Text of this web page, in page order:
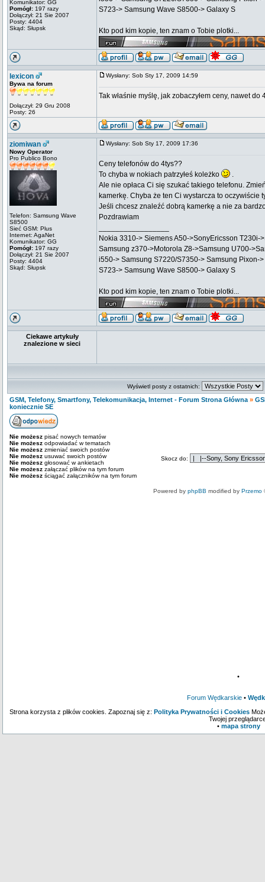
Komunikator: GG
Pomógł: 197 razy
Dołączył: 21 Sie 2007
Posty: 4404
Skąd: Słupsk
S723-> Samsung Wave S8500-> Galaxy S
Kto pod kim kopie, ten znam o Tobie plotki...
lexicon
Bywa na forum
Dołączył: 29 Gru 2008
Posty: 26
Wysłany: Sob Sty 17, 2009 14:59
Tak właśnie myślę, jak zobaczyłem ceny, nawet do
ziomiwan
Nowy Operator
Pro Publico Bono
Telefon: Samsung Wave
S8500
Sieć GSM: Plus
Internet: AgaNet
Komunikator: GG
Pomógł: 197 razy
Dołączył: 21 Sie 2007
Posty: 4404
Skąd: Słupsk
Wysłany: Sob Sty 17, 2009 17:36
Ceny telefonów do 4tys??
To chyba w nokiach patrzyłeś koleżko
.
Ale nie opłaca Ci się szukać takiego telefonu.
kamerkę. Chyba że ten Ci wystarcza to oczywiście
Jeśli chcesz znaleźć dobrą kamerkę a nie za
Pozdrawiam
Nokia 3310-> Siemens A50->SonyEricsson
Samsung z370->Motorola Z8->Samsung U700-
i550-> Samsung S7220/S7350-> Samsung Pixon-
S723-> Samsung Wave S8500-> Galaxy S
Kto pod kim kopie, ten znam o Tobie plotki...
Ciekawe artykuły
znalezione w sieci
Wyświetl posty z ostatnich:
GSM, Telefony, Smartfony, Telekomunikacja, Internet - Forum Strona Główna »
koniecznie SE
Nie możesz pisać nowych tematów
Nie możesz odpowiadać w tematach
Nie możesz zmieniać swoich postów
Nie możesz usuwać swoich postów
Nie możesz głosować w ankietach
Nie możesz załączać plików na tym forum
Nie możesz ściągać załączników na tym forum
Skocz do:
Powered by phpBB modified by Przemo
•
Forum Wędkarskie•
Strona korzysta z plików cookies. Zapoznaj się z: Polityka Prywatności i Cookies
Twojej
• mapa strony